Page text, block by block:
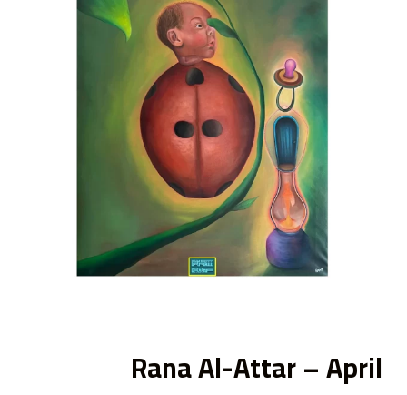
Rana Al-Attar – April